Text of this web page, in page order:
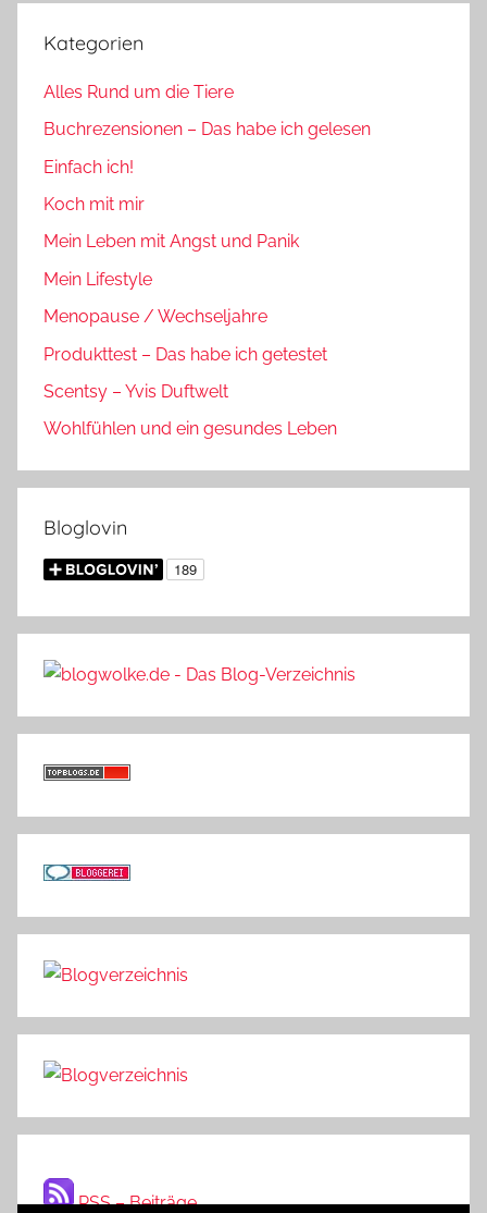
Kategorien
Alles Rund um die Tiere
Buchrezensionen – Das habe ich gelesen
Einfach ich!
Koch mit mir
Mein Leben mit Angst und Panik
Mein Lifestyle
Menopause / Wechseljahre
Produkttest – Das habe ich getestet
Scentsy – Yvis Duftwelt
Wohlfühlen und ein gesundes Leben
Bloglovin
RSS – Beiträge